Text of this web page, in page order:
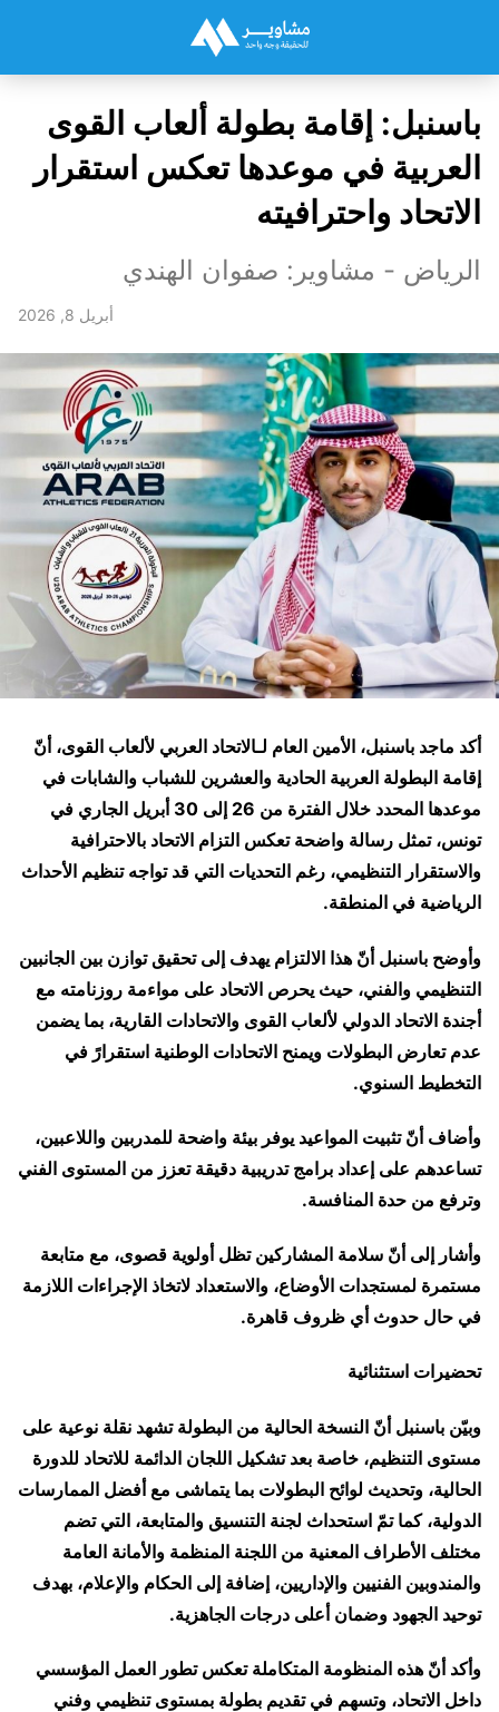
باسنبل: إقامة بطولة ألعاب القوى
العربية في موعدها تعكس استقرار
الاتحاد واحترافيته
الرياض - مشاوير: صفوان الهندي
أبريل 8, 2026
أكد ماجد باسنبل، الأمين العام لـالاتحاد العربي لألعاب القوى، أنّ
إقامة البطولة العربية الحادية والعشرين للشباب والشابات في
موعدها المحدد خلال الفترة من 26 إلى 30 أبريل الجاري في
تونس، تمثل رسالة واضحة تعكس التزام الاتحاد بالاحترافية
والاستقرار التنظيمي، رغم التحديات التي قد تواجه تنظيم الأحداث
الرياضية في المنطقة.
وأوضح باسنبل أنّ هذا الالتزام يهدف إلى تحقيق توازن بين الجانبين
التنظيمي والفني، حيث يحرص الاتحاد على مواءمة روزنامته مع
أجندة الاتحاد الدولي لألعاب القوى والاتحادات القارية، بما يضمن
عدم تعارض البطولات ويمنح الاتحادات الوطنية استقرارً في
التخطيط السنوي.
وأضاف أنّ تثبيت المواعيد يوفر بيئة واضحة للمدربين واللاعبين،
تساعدهم على إعداد برامج تدريبية دقيقة تعزز من المستوى الفني
وترفع من حدة المنافسة.
وأشار إلى أنّ سلامة المشاركين تظل أولوية قصوى، مع متابعة
مستمرة لمستجدات الأوضاع، والاستعداد لاتخاذ الإجراءات اللازمة
في حال حدوث أي ظروف قاهرة.
تحضيرات استثنائية
وبيّن باسنبل أنّ النسخة الحالية من البطولة تشهد نقلة نوعية على
مستوى التنظيم، خاصة بعد تشكيل اللجان الدائمة للاتحاد للدورة
الحالية، وتحديث لوائح البطولات بما يتماشى مع أفضل الممارسات
الدولية، كما تمّ استحداث لجنة التنسيق والمتابعة، التي تضم
مختلف الأطراف المعنية من اللجنة المنظمة والأمانة العامة
والمندوبين الفنيين والإداريين، إضافة إلى الحكام والإعلام، بهدف
توحيد الجهود وضمان أعلى درجات الجاهزية.
وأكد أنّ هذه المنظومة المتكاملة تعكس تطور العمل المؤسسي
داخل الاتحاد، وتسهم في تقديم بطولة بمستوى تنظيمي وفني